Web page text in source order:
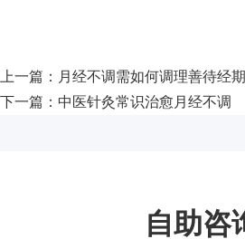
上一篇： 月经不调需如何调理善待经
下一篇： 中医针灸常识治愈月经不调
自助咨